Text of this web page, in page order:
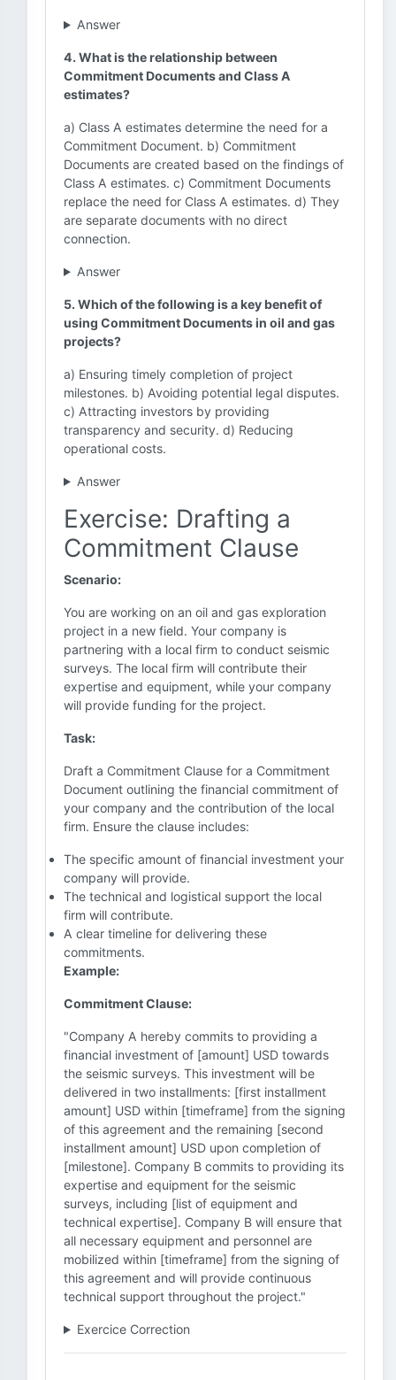
Answer
4. What is the relationship between
Commitment Documents and Class A
estimates?
a) Class A estimates determine the need for a
Commitment Document. b) Commitment
Documents are created based on the findings of
Class A estimates. c) Commitment Documents
replace the need for Class A estimates. d) They
are separate documents with no direct
connection.
Answer
5. Which of the following is a key benefit of
using Commitment Documents in oil and gas
projects?
a) Ensuring timely completion of project
milestones. b) Avoiding potential legal disputes.
c) Attracting investors by providing
transparency and security. d) Reducing
operational costs.
Answer
Exercise: Drafting a
Commitment Clause
Scenario:
You are working on an oil and gas exploration
project in a new field. Your company is
partnering with a local firm to conduct seismic
surveys. The local firm will contribute their
expertise and equipment, while your company
will provide funding for the project.
Task:
Draft a Commitment Clause for a Commitment
Document outlining the financial commitment of
your company and the contribution of the local
firm. Ensure the clause includes:
The specific amount of financial investment your
company will provide.
The technical and logistical support the local
firm will contribute.
A clear timeline for delivering these
commitments.
Example:
Commitment Clause:
"Company A hereby commits to providing a
financial investment of [amount] USD towards
the seismic surveys. This investment will be
delivered in two installments: [first installment
amount] USD within [timeframe] from the signing
of this agreement and the remaining [second
installment amount] USD upon completion of
[milestone]. Company B commits to providing its
expertise and equipment for the seismic
surveys, including [list of equipment and
technical expertise]. Company B will ensure that
all necessary equipment and personnel are
mobilized within [timeframe] from the signing of
this agreement and will provide continuous
technical support throughout the project."
Exercice Correction